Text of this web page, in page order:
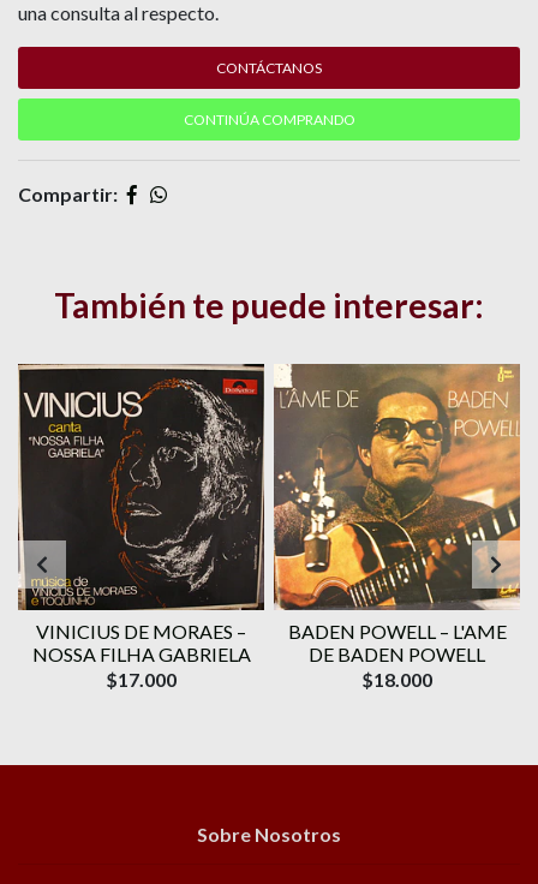
una consulta al respecto.
CONTÁCTANOS
CONTINÚA COMPRANDO
Compartir:
También te puede interesar:
VINICIUS DE MORAES ‎–
NOSSA FILHA GABRIELA
$17.000
BADEN POWELL ‎– L'AME
DE BADEN POWELL
$18.000
Sobre Nosotros